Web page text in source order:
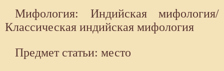
Мифология: Индийская мифология/
Классическая индийская мифология
Предмет статьи: место